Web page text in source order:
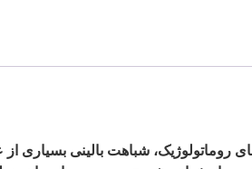
روماتولوژیک، شباهت بالینی بسیاری